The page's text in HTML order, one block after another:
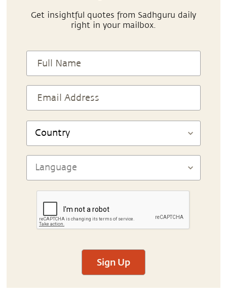
Get insightful quotes from Sadhguru daily
right in your mailbox.
Sign Up